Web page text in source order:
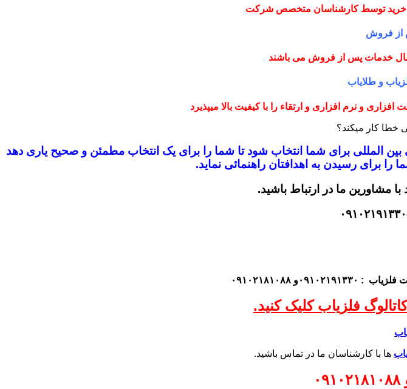
خرید توسط کارشناسان متخصص شرکت
از فروش
خدمات پس از فروش می باشند
و طلایاب
و نرم افزاری و ارتقاء را با کیفیت بالا میپذیرد
خطا کار میکند؟
بین المللی برای شما انتخاب شودتا شما را برای یک انتخاب مطمئن و صحیح یاری دهد
را برای رسیدن به اهدافتان راهنمائی نماید.
مشاورین ما در ارتباط باشید.
فلزیاب : ۰۹۱۰۲۱۹۱۳۳۰و ۰۹۱۰۲۱۸۱۰۸۸
فلزیاب کلیک کنید.
ها با کارشناسان ما در تماس باشید.
۰۹۱۰۲۱۸۱۰۸۸